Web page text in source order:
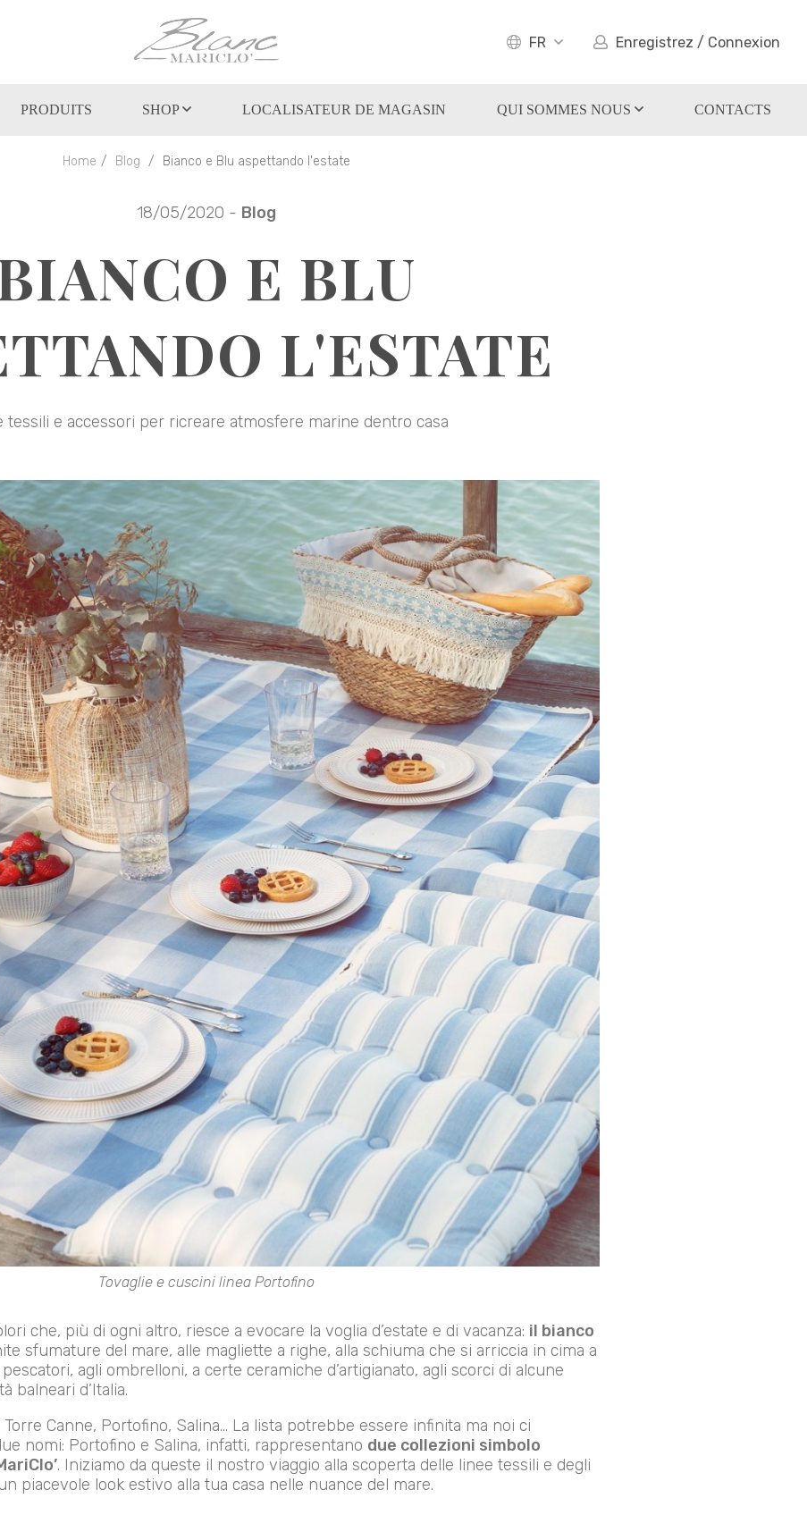
FR Enregistrez / Connexion
PRODUITS SHOP LOCALISATEUR DE MAGASIN QUI SOMMES NOUS CONTACTS
Home Blog Bianco e Blu aspettando l'estate
18/05/2020 - Blog
E BLU
L'ESTATE
tessili e accessori per ricreare atmosfere marine dentro casa
Tovaglie e cuscini linea Portofino
che, più di ogni altro, riesce a evocare la voglia d’estate e di vacanza: il bianco
sfumature del mare, alle magliette a righe, alla schiuma che si arriccia in cima a
agli ombrelloni, a certe ceramiche d’artigianato, agli scorci di alcune
balneari d’Italia.
Torre Canne, Portofino, Salina… La lista potrebbe essere infinita ma noi ci
nomi: Portofino e Salina, infatti, rappresentano due collezioni simbolo
. Iniziamo da queste il nostro viaggio alla scoperta delle linee tessili e degli
piacevole look estivo alla tua casa nelle nuance del mare.